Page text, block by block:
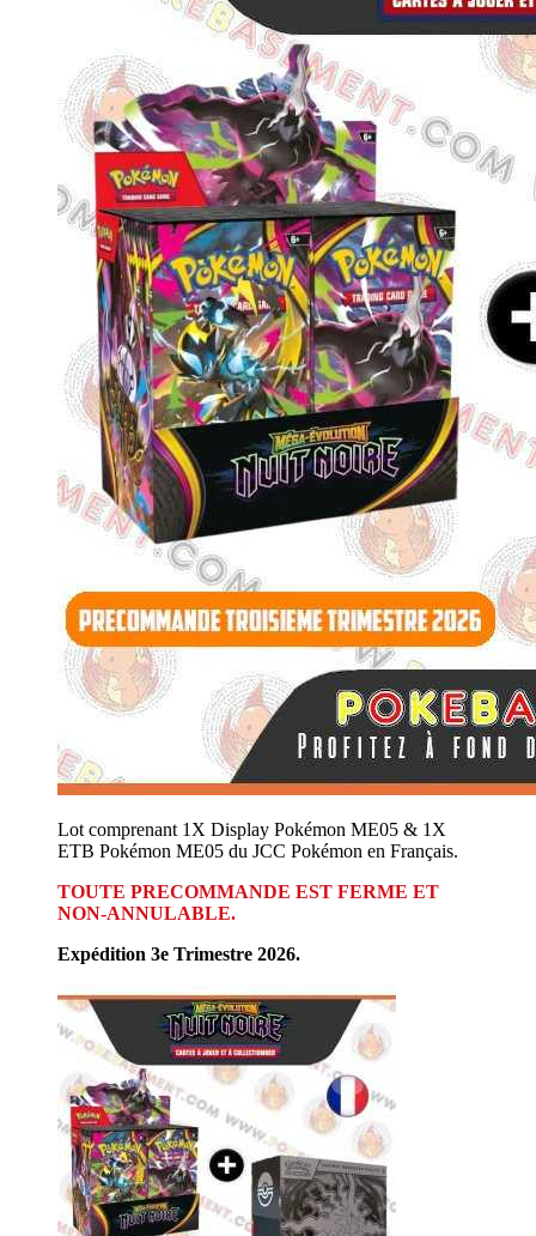
Lot comprenant 1X Display Pokémon ME05 & 1X
ETB Pokémon ME05 du JCC Pokémon en Français.
TOUTE PRECOMMANDE EST FERME ET
NON-ANNULABLE.
Expédition 3e Trimestre 2026.